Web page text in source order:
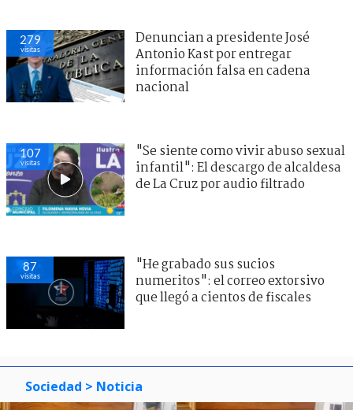
279
visitas
Denuncian a presidente José
Antonio Kast por entregar
información falsa en cadena
nacional
107
visitas
"Se siente como vivir abuso sexual
infantil": El descargo de alcaldesa
de La Cruz por audio filtrado
87
visitas
"He grabado sus sucios
numeritos": el correo extorsivo
que llegó a cientos de fiscales
Sociedad > Noticia